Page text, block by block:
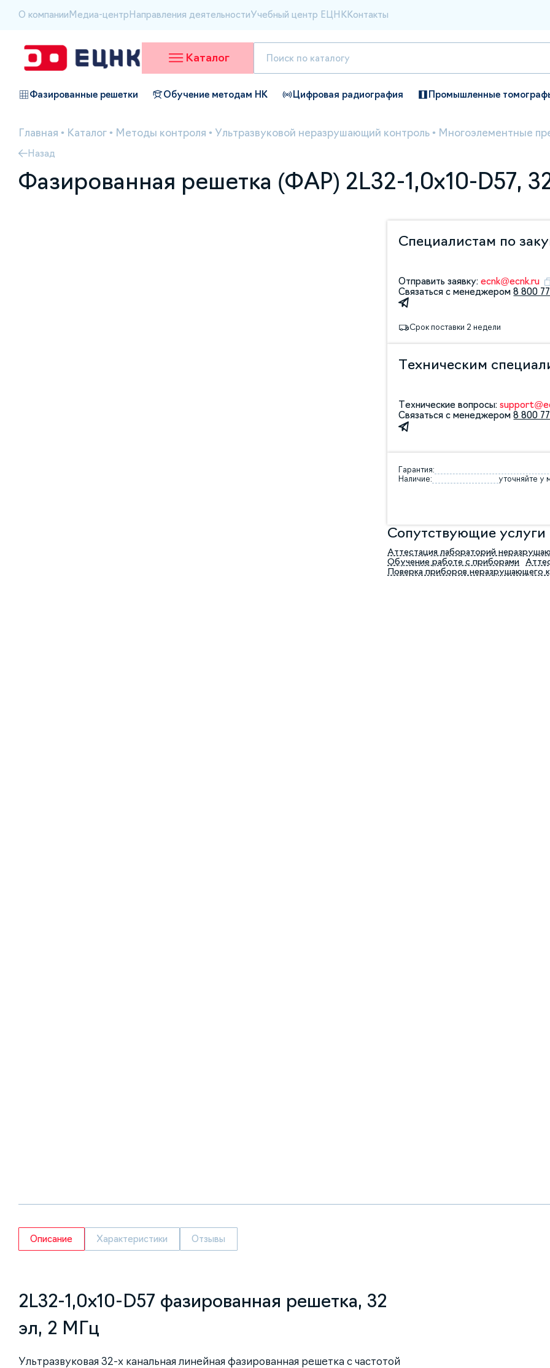
О компании Медиа-центр Направления деятельностиУчебный центр ЕЦНК Контакты
Каталог
Фазированные решетки Обучение методам НК Цифровая радиография Промышленные
Главная • Каталог • Методы контроля • Ультразвуковой неразрушающий контроль • Многоэлементные
Назад
Фазированная решетка (ФАР) 2L32-1,0х10-D57,
Специалистам по
Отправить заявку:ecnk@ecnk.ru
Связаться с менеджером8 800
Срок поставки 2 недели
Техническим
Технические вопросы:
Связаться с менеджером8 800
Гарантия:
Наличие:
уточняйте у
Сопутствующие услуги
Аттестация лабораторий
Обучение работе с приборами
Поверка приборов неразрушающего
Описание Характеристики Отзывы
2L32-1,0х10-D57 фазированная решетка, 32
эл, 2 МГц
Ультразвуковая 32-х канальная линейная фазированная решетка с частотой